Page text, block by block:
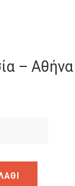
– Αθήνα